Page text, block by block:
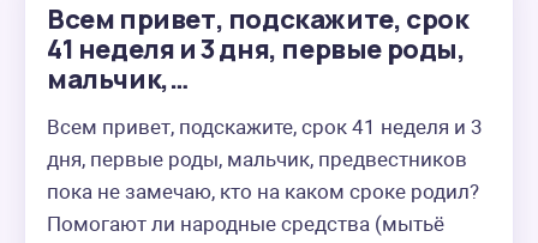
Всем привет, подскажите, срок
41 неделя и 3 дня, первые роды,
мальчик,…
Всем привет, подскажите, срок 41 неделя и 3
дня, первые роды, мальчик, предвестников
пока не замечаю, кто на каком сроке родил?
Помогают ли народные средства (мытьё